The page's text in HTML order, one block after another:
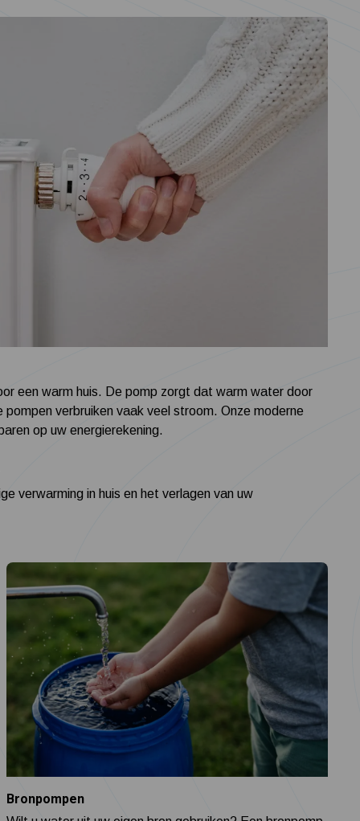
een warm huis. De pomp zorgt dat warm water door
verbruiken vaak veel stroom. Onze moderne
op uw energierekening.
verwarming in huis en het verlagen van uw
Bronpompen